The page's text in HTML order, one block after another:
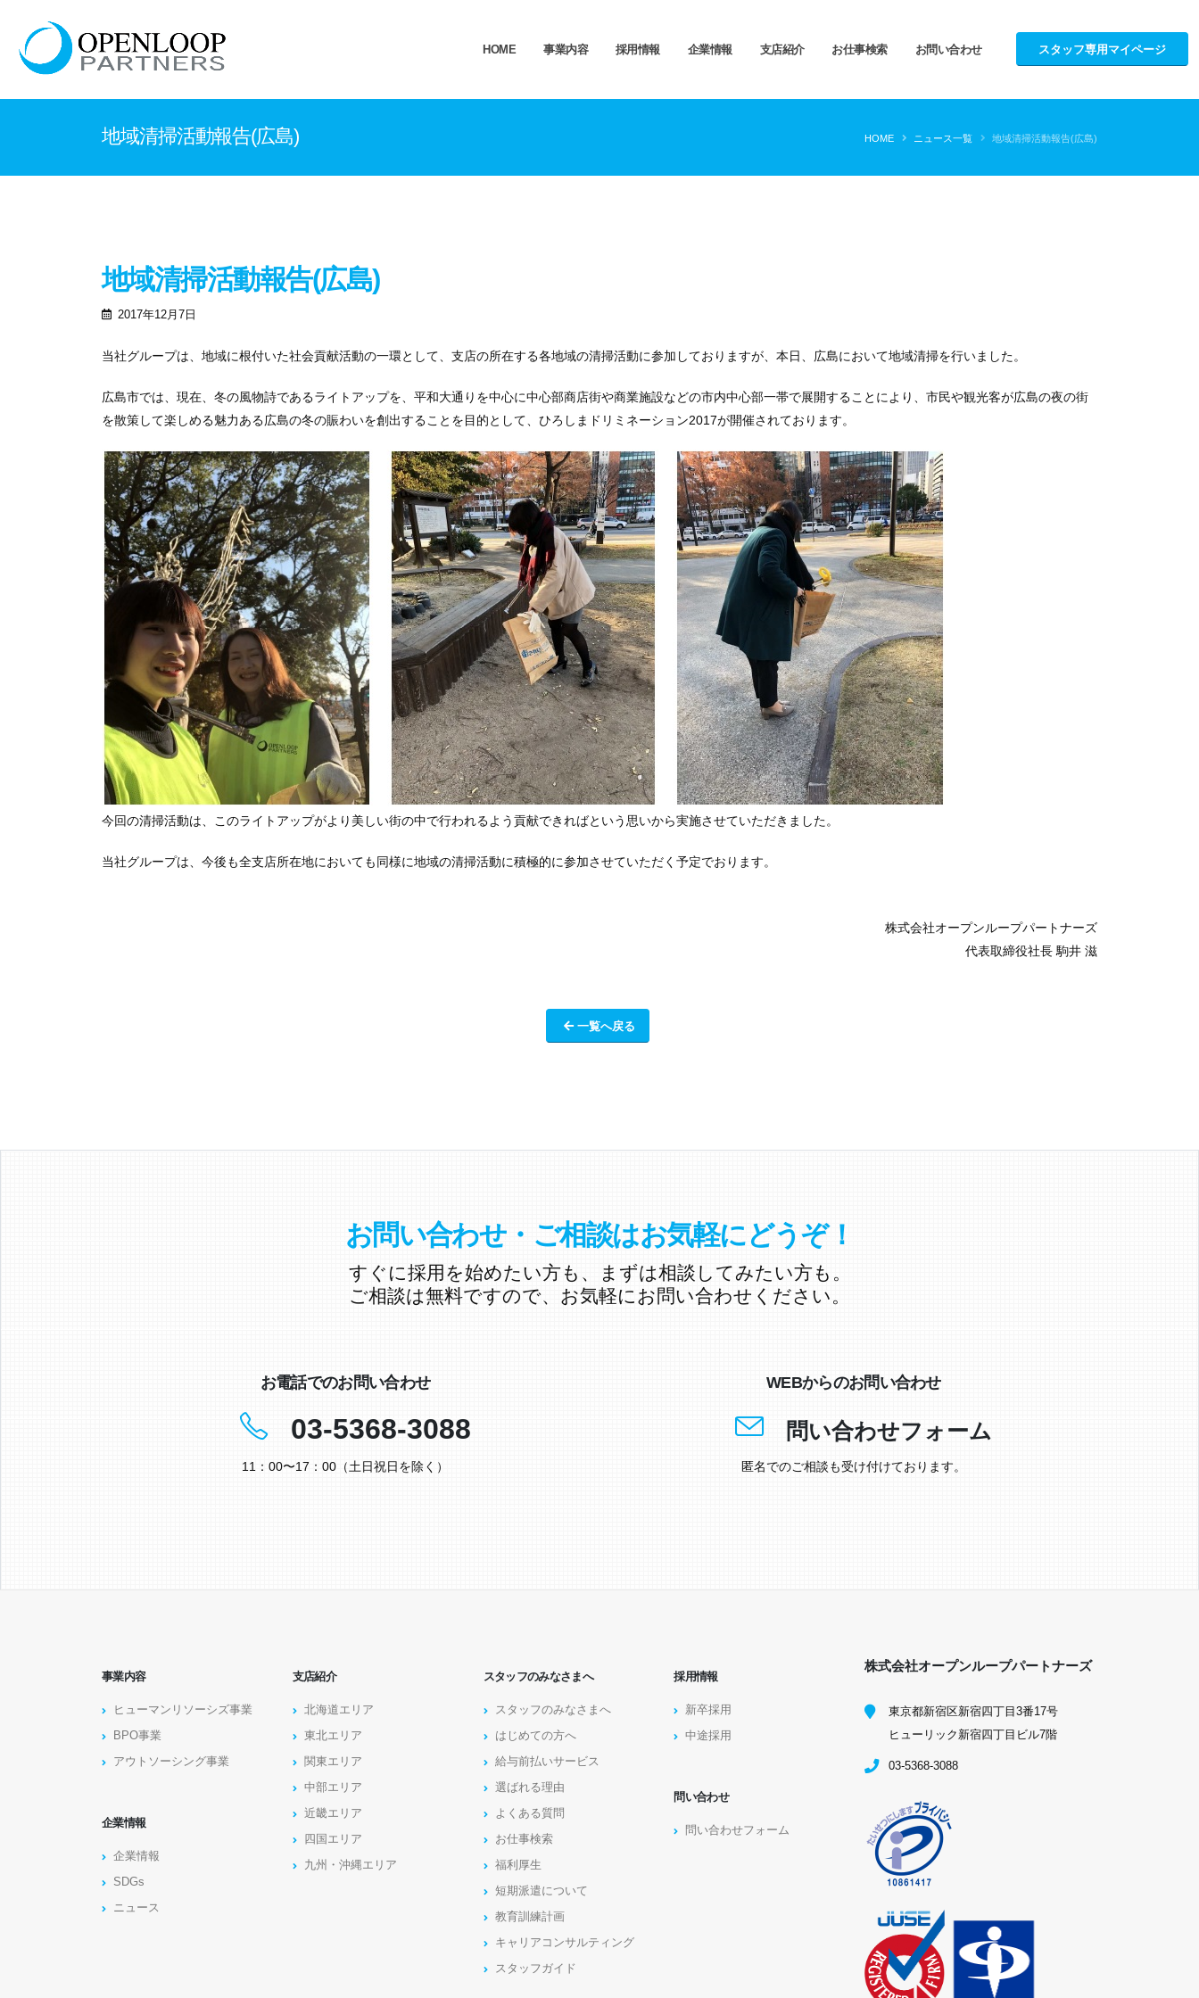
HOME 事業内容 採用情報 企業情報 支店紹介 お仕事検索 お問い合わせ スタッフ専用マイページ
地域清掃活動報告(広島) HOME ニュース一覧 地域清掃活動報告(広島)
地域清掃活動報告(広島)
2017年12月7日
当社グループは、地域に根付いた社会貢献活動の一環として、支店の所在する各地域の清掃活動に参加しておりますが、本日、広島において地域清掃を行いました。
広島市では、現在、冬の風物詩であるライトアップを、平和大通りを中心に中心部商店街や商業施設などの市内中心部一帯で展開することにより、市民や観光客が広島の夜の街
を散策して楽しめる魅力ある広島の冬の賑わいを創出することを目的として、ひろしまドリミネーション2017が開催されております。
今回の清掃活動は、このライトアップがより美しい街の中で行われるよう貢献できればという思いから実施させていただきました。
当社グループは、今後も全支店所在地においても同様に地域の清掃活動に積極的に参加させていただく予定でおります。
株式会社オープンループパートナーズ
代表取締役社長 駒井 滋
一覧へ戻る
お問い合わせ・ご相談はお気軽にどうぞ！
すぐに採用を始めたい方も、まずは相談してみたい方も。
ご相談は無料ですので、お気軽にお問い合わせください。
お電話でのお問い合わせ
03-5368-3088
11：00〜17：00（土日祝日を除く）
WEBからのお問い合わせ
問い合わせフォーム
匿名でのご相談も受け付けております。
事業内容
ヒューマンリソーシズ事業
BPO事業
アウトソーシング事業
企業情報
企業情報
SDGs
ニュース
支店紹介
北海道エリア
東北エリア
関東エリア
中部エリア
近畿エリア
四国エリア
九州・沖縄エリア
スタッフのみなさまへ
スタッフのみなさまへ
はじめての方へ
給与前払いサービス
選ばれる理由
よくある質問
お仕事検索
福利厚生
短期派遣について
教育訓練計画
キャリアコンサルティング
スタッフガイド
採用情報
新卒採用
中途採用
問い合わせ
問い合わせフォーム
株式会社オープンループパートナーズ
東京都新宿区新宿四丁目3番17号
ヒューリック新宿四丁目ビル7階
03-5368-3088